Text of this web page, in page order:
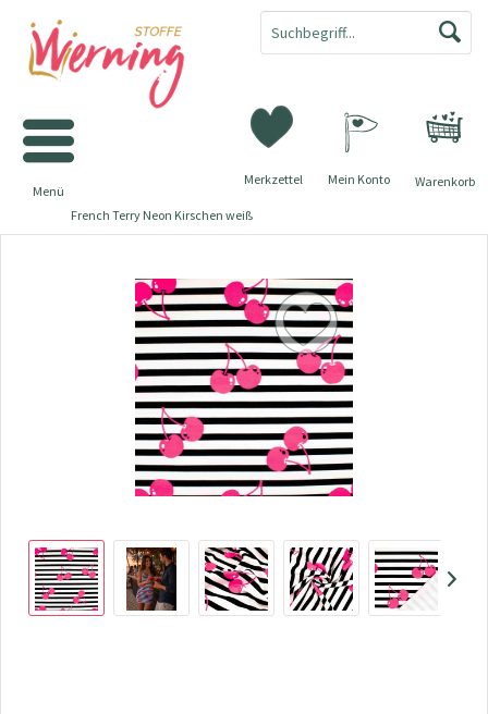
Warenkorb
Merkzettel Mein Konto
Menü
French Terry Neon Kirschen weiß